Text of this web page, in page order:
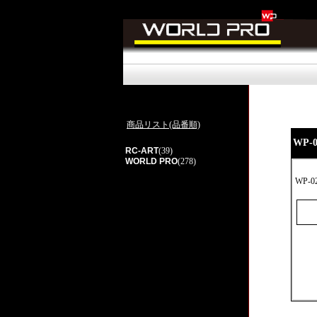
商品リスト(品番順)
RC-ART(39)
WORLD PRO(278)
WP-
WP-